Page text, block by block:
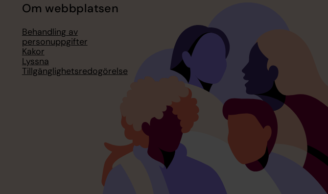
Om webbplatsen
Behandling av
personuppgifter
Kakor
Lyssna
Tillgänglighetsredogörelse